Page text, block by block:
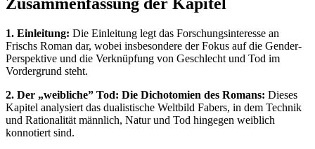
1. Einleitung: Die Einleitung legt das Forschungsinteresse an
Frischs Roman dar, wobei insbesondere der Fokus auf die Gender-
Perspektive und die Verknüpfung von Geschlecht und Tod im
Vordergrund steht.
2. Der „weibliche” Tod: Die Dichotomien des Romans: Dieses
Kapitel analysiert das dualistische Weltbild Fabers, in dem Technik
und Rationalität männlich, Natur und Tod hingegen weiblich
konnotiert sind.